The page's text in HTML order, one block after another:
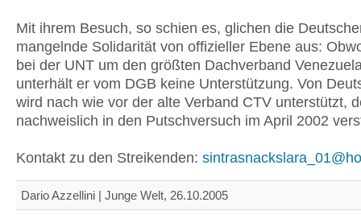
Mit ihrem Besuch, so schien es, glichen die
mangelnde Solidarität von offizieller Ebene aus:
bei der UNT um den größten Dachverband
unterhält er vom DGB keine Unterstützung. Von
wird nach wie vor der alte Verband CTV unterstützt,
nachweislich in den Putschversuch im April 2002
Kontakt zu den Streikenden:
Dario Azzellini | Junge Welt, 26.10.2005